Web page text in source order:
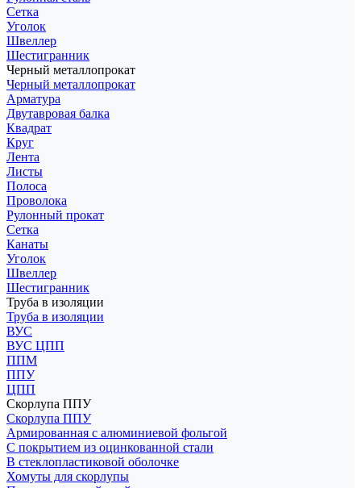
Сетка
Уголок
Швеллер
Шестигранник
Черный металлопрокат
Черный металлопрокат
Арматура
Двутавровая балка
Квадрат
Круг
Лента
Листы
Полоса
Проволока
Рулонный прокат
Сетка
Канаты
Уголок
Швеллер
Шестигранник
Труба в изоляции
Труба в изоляции
ВУС
ВУС ЦПП
ППМ
ППУ
ЦПП
Скорлупа ППУ
Скорлупа ППУ
Армированная с алюминиевой фольгой
С покрытием из оцинкованной стали
В стеклопластиковой оболочке
Хомуты для скорлупы